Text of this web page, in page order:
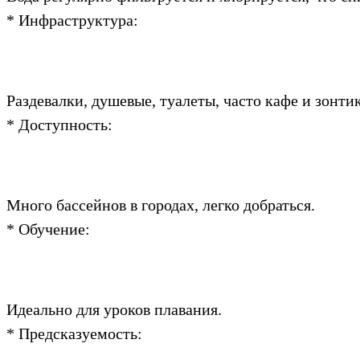
* Инфраструктура:
Раздевалки, душевые, туалеты, часто кафе и
* Доступность:
Много бассейнов в городах, легко добраться.
* Обучение:
Идеально для уроков плавания.
* Предсказуемость: